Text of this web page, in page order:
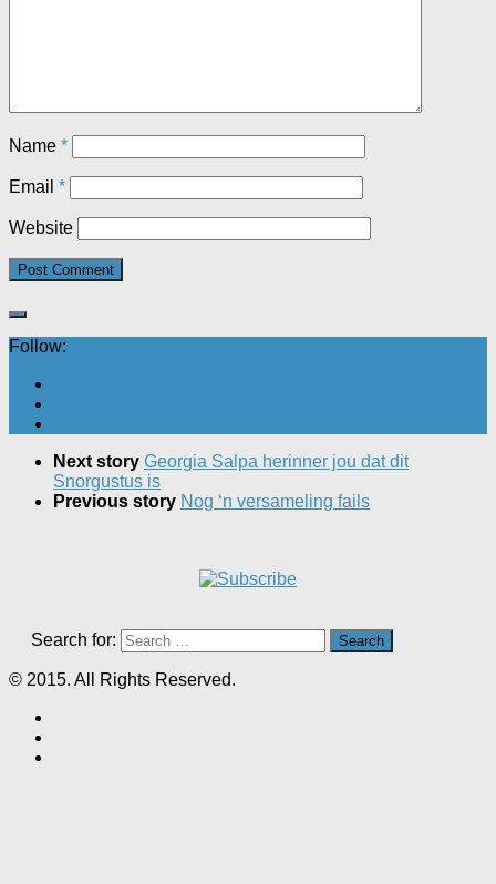
Name *
Email *
Website
Follow:
Next story Georgia Salpa herinner jou dat dit
Snorgustus is
Previous story Nog ‘n versameling fails
Search for:
© 2015. All Rights Reserved.